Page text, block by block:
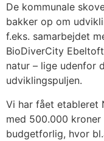
De kommunale
bakker op om
f.eks. samarbejdet
BioDiverCity
natur – lige udenfor
udviklingspuljen.
Vi har fået etableret
med 500.000
budgetforlig, hvor